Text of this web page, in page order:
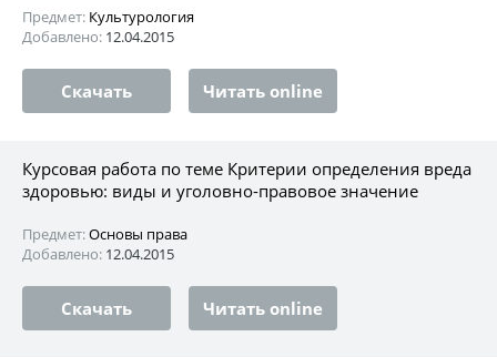
Предмет: Культурология
Добавлено: 12.04.2015
Скачать Читать online
Курсовая работа по теме Критерии определения вреда
здоровью: виды и уголовно-правовое значение
Предмет:Основы права
Добавлено: 12.04.2015
Скачать Читать online